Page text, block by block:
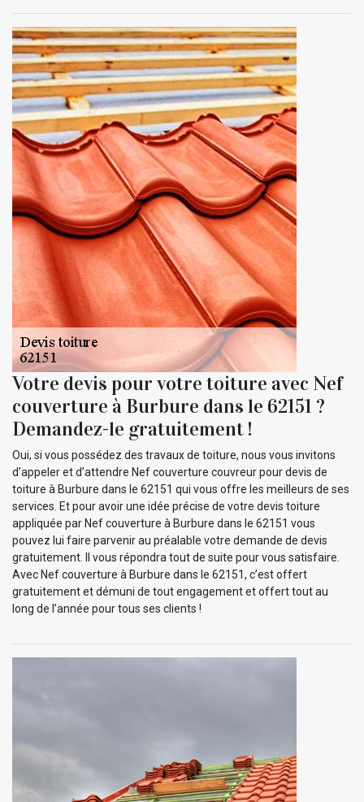
Votre devis pour votre toiture avec Nef
couverture à Burbure dans le 62151 ?
Demandez-le gratuitement !
Oui, si vous possédez des travaux de toiture, nous vous invitons
d’appeler et d’attendre Nef couverture couvreur pour devis de
toiture à Burbure dans le 62151 qui vous offre les meilleurs de ses
services. Et pour avoir une idée précise de votre devis toiture
appliquée par Nef couverture à Burbure dans le 62151 vous
pouvez lui faire parvenir au préalable votre demande de devis
gratuitement. Il vous répondra tout de suite pour vous satisfaire.
Avec Nef couverture à Burbure dans le 62151, c’est offert
gratuitement et démuni de tout engagement et offert tout au
long de l’année pour tous ses clients !